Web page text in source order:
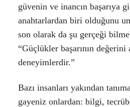
güvenin ve inancın başarıya
anahtarlardan biri olduğunu
son olarak da şu gerçeği
“Güçlükler başarının değerini
deneyimlerdir.”
Bazı insanları yakından
gayeniz onlardan: bilgi,